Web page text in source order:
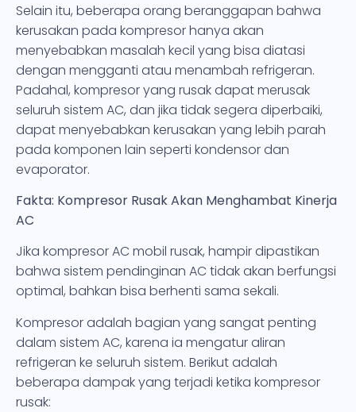
Selain itu, beberapa orang beranggapan bahwa
kerusakan pada kompresor hanya akan
menyebabkan masalah kecil yang bisa diatasi
dengan mengganti atau menambah refrigeran.
Padahal, kompresor yang rusak dapat merusak
seluruh sistem AC, dan jika tidak segera diperbaiki,
dapat menyebabkan kerusakan yang lebih parah
pada komponen lain seperti kondensor dan
evaporator.
Fakta: Kompresor Rusak Akan Menghambat Kinerja
AC
Jika kompresor AC mobil rusak, hampir dipastikan
bahwa sistem pendinginan AC tidak akan berfungsi
optimal, bahkan bisa berhenti sama sekali.
Kompresor adalah bagian yang sangat penting
dalam sistem AC, karena ia mengatur aliran
refrigeran ke seluruh sistem. Berikut adalah
beberapa dampak yang terjadi ketika kompresor
rusak: